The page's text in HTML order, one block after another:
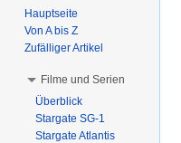
Hauptseite
Von A bis Z
Zufälliger Artikel
Filme und Serien
Überblick
Stargate SG-1
Stargate Atlantis